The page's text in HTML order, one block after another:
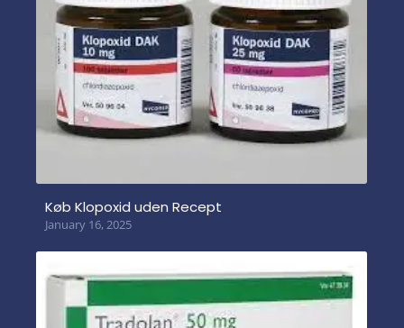
Køb Klopoxid uden Recept
January 16, 2025